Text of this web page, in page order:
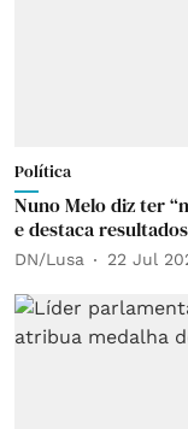
Política
Nuno Melo diz ter
e destaca
DN/Lusa 22 Jul